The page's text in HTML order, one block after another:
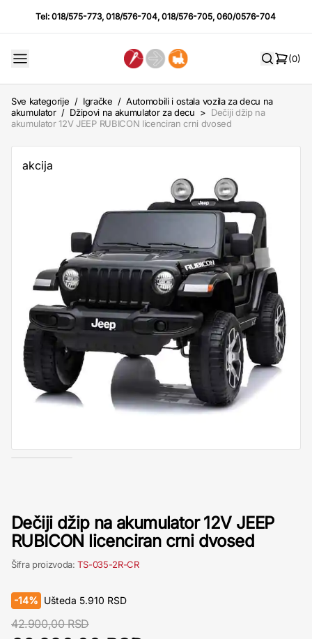
Tel:018/575-773,018/576-704,018/576-705,060/0576-704
(0)
Sve kategorije / Igračke / Automobili i ostala vozila za decu na
akumulator / Džipovi na akumulator za decu > Dečiji džip na
akumulator 12V JEEP RUBICON licenciran crni dvosed
akcija
Dečiji džip na akumulator 12V JEEP
RUBICON licenciran crni dvosed
Šifra proizvoda:TS-035-2R-CR
-14% Ušteda 5.910 RSD
42.900,00 RSD